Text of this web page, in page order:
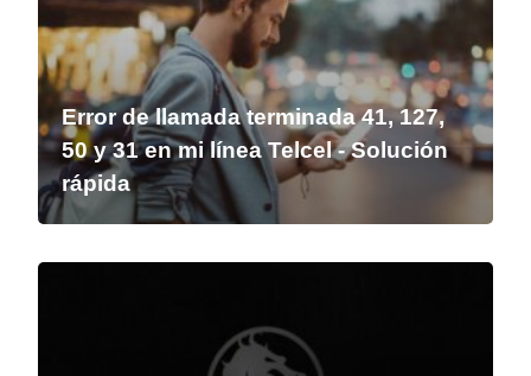
Error de llamada terminada 41, 127,
50 y 31 en mi línea Telcel - Solución
rápida